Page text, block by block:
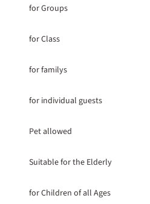
for Groups
for Class
for familys
for individual guests
Pet allowed
Suitable for the Elderly
for Children of all Ages